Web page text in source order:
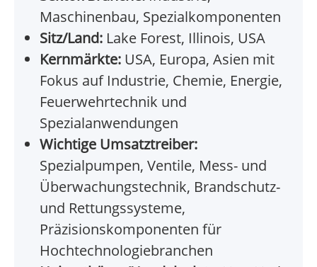
Maschinenbau, Spezialkomponenten
Sitz/Land: Lake Forest, Illinois, USA
Kernmärkte: USA, Europa, Asien mit
Fokus auf Industrie, Chemie, Energie,
Feuerwehrtechnik und
Spezialanwendungen
Wichtige Umsatztreiber:
Spezialpumpen, Ventile, Mess- und
Überwachungstechnik, Brandschutz-
und Rettungssysteme,
Präzisionskomponenten für
Hochtechnologiebranchen